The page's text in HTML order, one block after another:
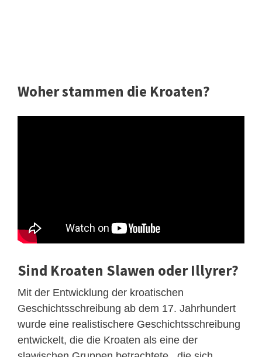
Woher stammen die Kroaten?
Sind Kroaten Slawen oder Illyrer?
Mit der Entwicklung der kroatischen
Geschichtsschreibung ab dem 17. Jahrhundert
wurde eine realistischere Geschichtsschreibung
entwickelt, die die Kroaten als eine der